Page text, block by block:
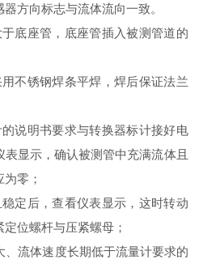
器方向标志与流体流向一致。
底座管，底座管插入被测管道的
不锈钢焊条平焊，焊后保证法兰
说明书要求与转换器标计接好电
显示，确认被测管中充满流体且
为零；
定后，查看仪表显示，这时转动
定位螺杆与压紧螺母；
、流体速度长期低于流量计要求的